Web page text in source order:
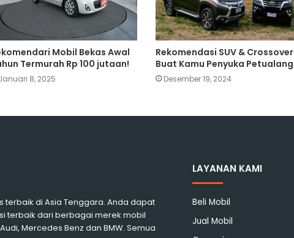
Mobil Bekas Awal
Termurah Rp 100 jutaan!
8, 2025
Rekomendasi SUV & Crossover
Buat Kamu Penyuka Petualang
Desember 19, 2024
terbaik di Asia Tenggara. Anda dapat
terbaik dari berbagai merek mobil
Mercedes Benz dan BMW. Semua
LAYANAN KAMI
Beli Mobil
Jual Mobil